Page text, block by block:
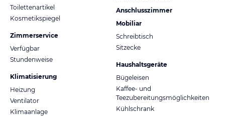
Toilettenartikel
Kosmetikspiegel
Zimmerservice
Verfügbar
Stundenweise
Klimatisierung
Heizung
Ventilator
Klimaanlage
Anschlusszimmer
Mobiliar
Schreibtisch
Sitzecke
Haushaltsgeräte
Bügeleisen
Kaffee- und
Teezubereitungsmöglichkeiten
Kühlschrank